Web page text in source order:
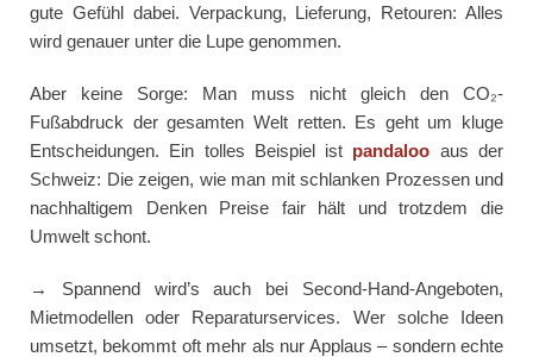
gute Gefühl dabei. Verpackung, Lieferung, Retouren: Alles
wird genauer unter die Lupe genommen.
Aber keine Sorge: Man muss nicht gleich den CO₂-
Fußabdruck der gesamten Welt retten. Es geht um kluge
Entscheidungen. Ein tolles Beispiel ist pandaloo aus der
Schweiz: Die zeigen, wie man mit schlanken Prozessen und
nachhaltigem Denken Preise fair hält und trotzdem die
Umwelt schont.
→ Spannend wird’s auch bei Second-Hand-Angeboten,
Mietmodellen oder Reparaturservices. Wer solche Ideen
umsetzt, bekommt oft mehr als nur Applaus – sondern echte